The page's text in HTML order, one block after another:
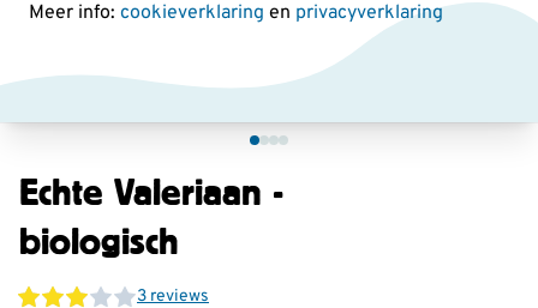
Meer info: cookieverklaring en privacyverklaring
Echte Valeriaan -
biologisch
3 reviews